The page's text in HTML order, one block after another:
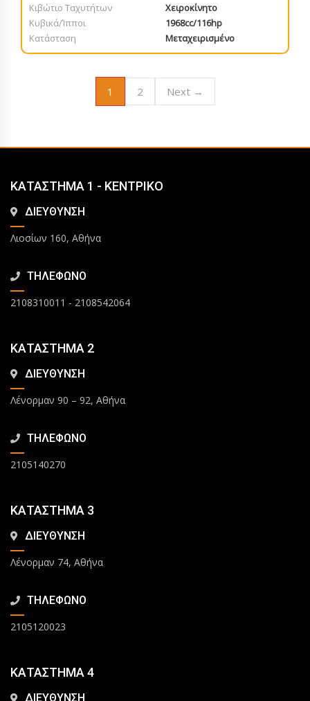
Κιβώτιο Ταχυτήτων
Χειροκίνητο
Κυβικά/Ίπποι
1968cc/116hp
Κατάσταση
Μεταχειρισμένο
1 2 Next →
ΚΑΤΑΣΤΗΜΑ 1 - ΚΕΝΤΡΙΚΟ
ΔΙΕΥΘΥΝΣΗ
Λιοσίων 160, Αθήνα
ΤΗΛΕΦΩΝΟ
2108310011 - 2108542064
ΚΑΤΑΣΤΗΜΑ 2
ΔΙΕΥΘΥΝΣΗ
Λένορμαν 90 – 92, Αθήνα
ΤΗΛΕΦΩΝΟ
2105140270
ΚΑΤΑΣΤΗΜΑ 3
ΔΙΕΥΘΥΝΣΗ
Λένορμαν 74, Αθήνα
ΤΗΛΕΦΩΝΟ
2105120023
ΚΑΤΑΣΤΗΜΑ 4
ΔΙΕΥΘΥΝΣΗ